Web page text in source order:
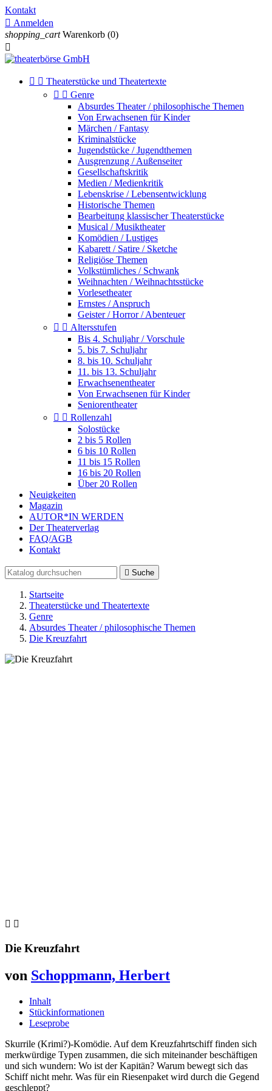
Kontakt
 Anmelden
shopping_cart Warenkorb (0)

  Theaterstücke und Theatertexte
  Genre
Absurdes Theater / philosophische Themen
Von Erwachsenen für Kinder
Märchen / Fantasy
Kriminalstücke
Jugendstücke / Jugendthemen
Ausgrenzung / Außenseiter
Gesellschaftskritik
Medien / Medienkritik
Lebenskrise / Lebensentwicklung
Historische Themen
Bearbeitung klassischer Theaterstücke
Musical / Musiktheater
Komödien / Lustiges
Kabarett / Satire / Sketche
Religiöse Themen
Volkstümliches / Schwank
Weihnachten / Weihnachtsstücke
Vorlesetheater
Ernstes / Anspruch
Geister / Horror / Abenteuer
  Altersstufen
Bis 4. Schuljahr / Vorschule
5. bis 7. Schuljahr
8. bis 10. Schuljahr
11. bis 13. Schuljahr
Erwachsenentheater
Von Erwachsenen für Kinder
Seniorentheater
  Rollenzahl
Solostücke
2 bis 5 Rollen
6 bis 10 Rollen
11 bis 15 Rollen
16 bis 20 Rollen
Über 20 Rollen
Neuigkeiten
Magazin
AUTOR*IN WERDEN
Der Theaterverlag
FAQ/AGB
Kontakt
 Suche
Startseite
Theaterstücke und Theatertexte
Genre
Absurdes Theater / philosophische Themen
Die Kreuzfahrt
 
Die Kreuzfahrt
von Schoppmann, Herbert
Inhalt
Stückinformationen
Leseprobe
Skurrile (Krimi?)-Komödie. Auf dem Kreuzfahrtschiff finden sich
merkwürdige Typen zusammen, die sich miteinander beschäftigen
und sich wundern: Wo ist der Kapitän? Warum bewegt sich das
Schiff nicht mehr. Was für ein Riesenpaket wird durch die Gegend
geschleppt?